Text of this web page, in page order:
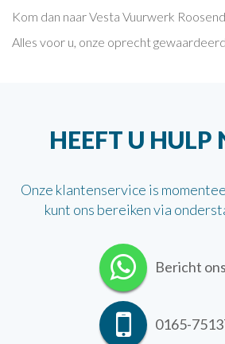
Kom dan naar Vesta Vuurwerk
Alles voor u, onze oprecht
HEEFT U HULP
Onze klantenservice is
kunt ons bereiken via
Bericht
0165-